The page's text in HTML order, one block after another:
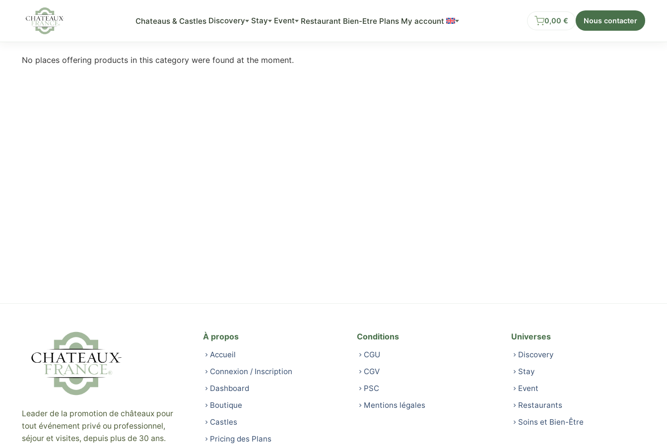
Chateaus & Castles Discovery Stay Event Restaurant Bien-Etre Plans My account 0,00 € Nous contacter
No places offering products in this category were found at the moment.
Leader de la promotion de châteaux pour
tout événement privé ou professionnel,
séjour et visites, depuis plus de 30 ans.
À propos
Accueil
Connexion / Inscription
Dashboard
Boutique
Castles
Pricing des Plans
Conditions
CGU
CGV
PSC
Mentions légales
Universes
Discovery
Stay
Event
Restaurants
Soins et Bien-Être